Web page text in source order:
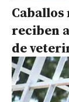
reciben
de